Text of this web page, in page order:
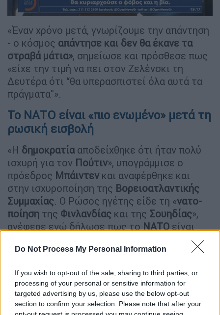
Do Not Process My Personal Information
If you wish to opt-out of the sale, sharing to third parties, or
processing of your personal or sensitive information for
targeted advertising by us, please use the below opt-out
section to confirm your selection. Please note that after your
«Έναν χρόνο μετά, γνωρίζουμε την απάντηση
- ο κόσμος απάντησε και δεν θα έκανε τα
στραβά μάτια», σημείωσε και πρόσθεσε πως
«είχε την τιμή να πει στον Ζελένσκι τη
Δευτέρα ότι “θα υπερασπιστεί όλα αυτά τα
πράγματα"».
Το ΝΑΤΟ είναι «πιο ενωμένο» μετά τη
ρωσική εισβολή
«Η δημοκρατίααποδείχθηκε ότι ήταν πολύ
ισχυρή για τον Πούτιν», υπογράμμισε ο
πρόεδρος Μπάιντεν και αναφέρθηκε και
στην ισχυροποίηση της Βορειοατλαντικής
Συμμαχίας. Ο Ρώσος ηγέτης είδε τη «νατο-
ποίηση της Φινλανδίας και της Σουηδίας»,
ανέφερε ενώ δήλωσε πως το ΝΑΤΟ είναι
πίστευε ότι η Δύσηθα εξαρτιόταν από την
αγορά ρωσικής ενέργειας, αντ' αυτού οι
χώρες της Ευρώπης βρήκαν άλλες αγορές
και συνεργάστηκαν με τιςΗΠΑγια να